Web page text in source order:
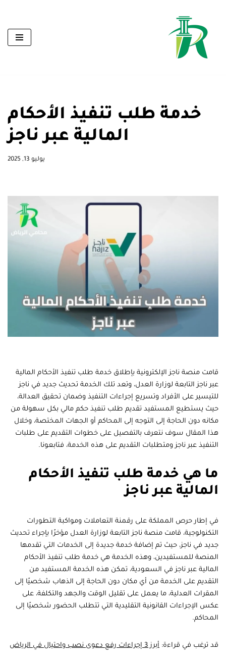
تخطى
المحتوى
خدمة طلب تنفيذ الأحكام
المالية عبر ناجز
يوليو 13, 2025
قامت منصة ناجز الإلكترونية بإطلاق خدمة طلب تنفيذ الأحكام المالية
عبر ناجز التابعة لوزارة العدل، وتعد تلك الخدمة تحديث جديد في ناجز
للتيسير على الأفراد وتسريع إجراءات التنفيذ وضمان تحقيق العدالة،
حيث يستطيع المستفيد تقديم طلب تنفيذ حكم مالي بكل سهولة من
مكانه دون الحاجة إلى التوجه إلى المحاكم أو الجهات المختصة، وخلال
هذا المقال سوف نتعرف بالتفصيل على خطوات التقديم على طلبات
التنفيذ عبر ناجز ومتطلبات التقديم على هذه الخدمة، فتابعونا.
ما هي خدمة طلب تنفيذ الأحكام
المالية عبر ناجز
في إطار حرص المملكة على رقمنة التعاملات ومواكبة التطورات
التكنولوجية، قامت منصة ناجز التابعة لوزارة العدل مؤخرًا بإجراء تحديث
جديد في ناجز، حيث تم إضافة خدمة جديدة إلى الخدمات التي تقدمها
المنصة للمستفيدين، وهذه الخدمة هي خدمة طلب تنفيذ الأحكام
المالية عبر ناجز في السعودية، تمكن هذه الخدمة المستفيد من
التقديم على الخدمة من أي مكان دون الحاجة إلى الذهاب شخصيًا إلى
المقرات العدلية، ما يعمل على تقليل الوقت والجهد والتكلفة، على
عكس الإجراءات القانونية التقليدية التي تتطلب الحضور شخصيًا إلى
المحاكم.
قد ترغب في قراءة: أبرز 3 إجراءات رفع دعوى نصب واحتيال في الرياض